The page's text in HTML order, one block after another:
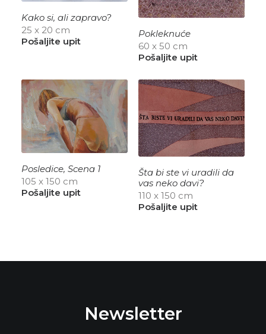
Kako si, ali zapravo?
25 x 20 cm
Pošaljite upit
Pokleknuće
60 x 50 cm
Pošaljite upit
Posledice, Scena 1
105 x 150 cm
Pošaljite upit
Šta bi ste vi uradili da
vas neko davi?
110 x 150 cm
Pošaljite upit
Newsletter